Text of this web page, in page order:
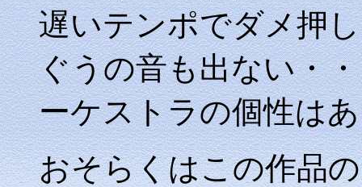
遅いテンポでダメ押
ぐうの音も出ない・
ーケストラの個性は
おそらくはこの作品